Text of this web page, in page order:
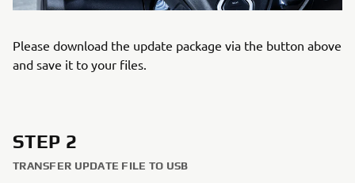
Please download the update package via the button above
and save it to your files.
STEP 2
TRANSFER UPDATE FILE TO USB